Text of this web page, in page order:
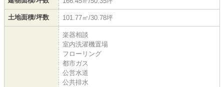
土地面積/坪数 101.77㎡/30.78坪
楽器相談
室内洗濯機置場
フローリング
都市ガス
公営水道
公共排水